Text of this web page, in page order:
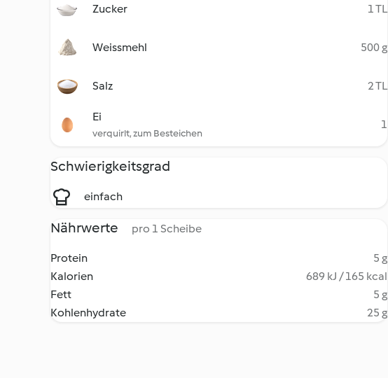
Zucker
1 TL
Weissmehl 500 g
Salz 2 TL
Ei
verquirlt, zum Besteichen
1
Schwierigkeitsgrad
einfach
Nährwerte pro 1 Scheibe
Protein
5 g
Kalorien
689 kJ / 165 kcal
Fett
5 g
Kohlenhydrate
25 g